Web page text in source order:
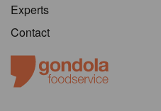
Experts
Contact